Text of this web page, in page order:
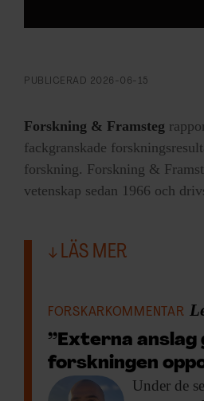
PUBLICERAD 2026-06-15
Forskning & Framsteg
fackgranskade
forskning. Forskning &
vetenskap sedan 1966 och
LÄS MER
FORSKARKOMMENTAR
”Externa anslag
forskningen
Under de